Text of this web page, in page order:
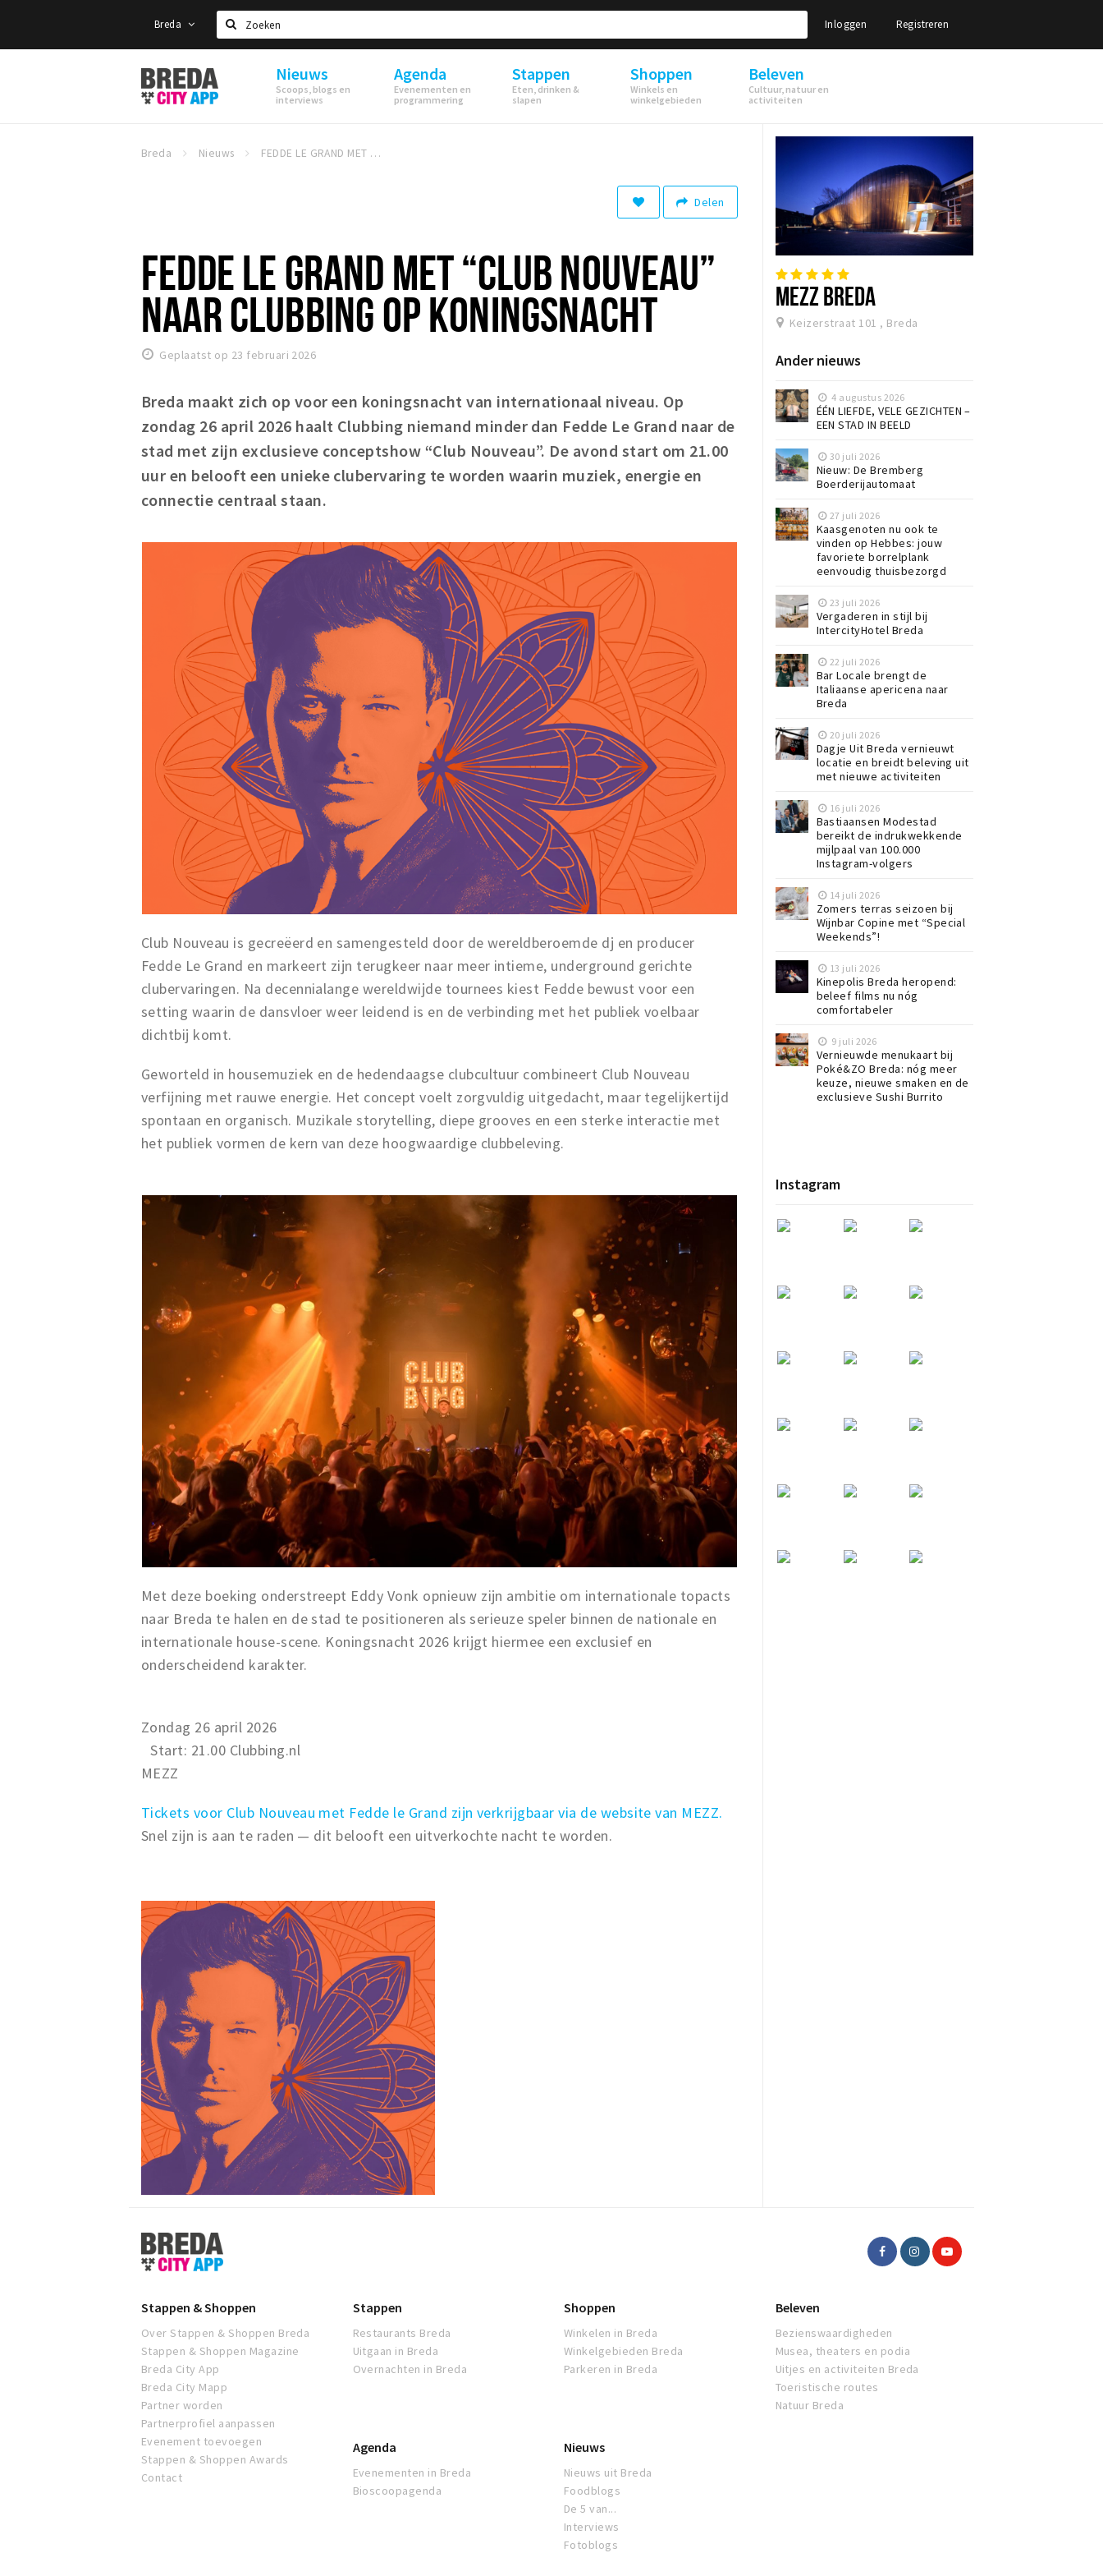
Breda
Zoeken
Inloggen Registreren
Stappen
&
Shoppen
Nieuws
Scoops, blogs en
interviews
Agenda
Evenementen en
programmering
Stappen
Eten, drinken &
slapen
Shoppen
Winkels en
winkelgebieden
Beleven
Cultuur, natuur en
activiteiten
Breda Nieuws FEDDE LE GRAND MET “CLUB NOUVEAU” NAAR CLUBBING OP KONINGSNACHT
Delen
FEDDE LE GRAND MET “CLUB NOUVEAU”
NAAR CLUBBING OP KONINGSNACHT
Geplaatst op 23 februari 2026
Breda maakt zich op voor een koningsnacht van internationaal niveau. Op
zondag 26 april 2026 haalt Clubbing niemand minder dan Fedde Le Grand naar de
stad met zijn exclusieve conceptshow “Club Nouveau”. De avond start om 21.00
uur en belooft een unieke clubervaring te worden waarin muziek, energie en
connectie centraal staan.
Club Nouveau is gecreëerd en samengesteld door de wereldberoemde dj en producer
Fedde Le Grand en markeert zijn terugkeer naar meer intieme, underground gerichte
clubervaringen. Na decennialange wereldwijde tournees kiest Fedde bewust voor een
setting waarin de dansvloer weer leidend is en de verbinding met het publiek voelbaar
dichtbij komt.
Geworteld in housemuziek en de hedendaagse clubcultuur combineert Club Nouveau
verfijning met rauwe energie. Het concept voelt zorgvuldig uitgedacht, maar tegelijkertijd
spontaan en organisch. Muzikale storytelling, diepe grooves en een sterke interactie met
het publiek vormen de kern van deze hoogwaardige clubbeleving.
Met deze boeking onderstreept Eddy Vonk opnieuw zijn ambitie om internationale topacts
naar Breda te halen en de stad te positioneren als serieuze speler binnen de nationale en
internationale house-scene. Koningsnacht 2026 krijgt hiermee een exclusief en
onderscheidend karakter.
Zondag 26 april 2026
Start: 21.00 Clubbing.nl
MEZZ
Tickets voor Club Nouveau met Fedde le Grand zijn verkrijgbaar via de website van MEZZ.
Snel zijn is aan te raden — dit belooft een uitverkochte nacht te worden.
MEZZ BREDA
Keizerstraat 101 , Breda
Ander nieuws
4 augustus 2026
ÉÉN LIEFDE, VELE GEZICHTEN –
EEN STAD IN BEELD
30 juli 2026
Nieuw: De Bremberg
Boerderijautomaat
27 juli 2026
Kaasgenoten nu ook te
vinden op Hebbes: jouw
favoriete borrelplank
eenvoudig thuisbezorgd
23 juli 2026
Vergaderen in stijl bij
IntercityHotel Breda
22 juli 2026
Bar Locale brengt de
Italiaanse apericena naar
Breda
20 juli 2026
Dagje Uit Breda vernieuwt
locatie en breidt beleving uit
met nieuwe activiteiten
16 juli 2026
Bastiaansen Modestad
bereikt de indrukwekkende
mijlpaal van 100.000
Instagram-volgers
14 juli 2026
Zomers terras seizoen bij
Wijnbar Copine met “Special
Weekends”!
13 juli 2026
Kinepolis Breda heropend:
beleef films nu nóg
comfortabeler
9 juli 2026
Vernieuwde menukaart bij
Poké&ZO Breda: nóg meer
keuze, nieuwe smaken en de
exclusieve Sushi Burrito
Instagram
Stappen
&
Shoppen
Stappen & Shoppen
Over Stappen & Shoppen Breda
Stappen & Shoppen Magazine
Breda City App
Breda City Mapp
Partner worden
Partnerprofiel aanpassen
Evenement toevoegen
Stappen & Shoppen Awards
Contact
Stappen
Restaurants Breda
Uitgaan in Breda
Overnachten in Breda
Shoppen
Winkelen in Breda
Winkelgebieden Breda
Parkeren in Breda
Beleven
Bezienswaardigheden
Musea, theaters en podia
Uitjes en activiteiten Breda
Toeristische routes
Natuur Breda
Agenda
Evenementen in Breda
Bioscoopagenda
Nieuws
Nieuws uit Breda
Foodblogs
De 5 van...
Interviews
Fotoblogs